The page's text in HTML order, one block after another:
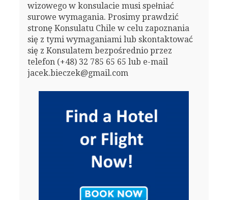
wizowego w konsulacie musi spełniać
surowe wymagania. Prosimy prawdzić
stronę Konsulatu Chile w celu zapoznania
się z tymi wymaganiami lub skontaktować
się z Konsulatem bezpośrednio przez
telefon (+48) 32 785 65 65 lub e-mail
jacek.bieczek@gmail.com